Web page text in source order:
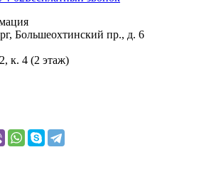
Большеохтинский пр., д. 6
к. 4 (2 этаж)